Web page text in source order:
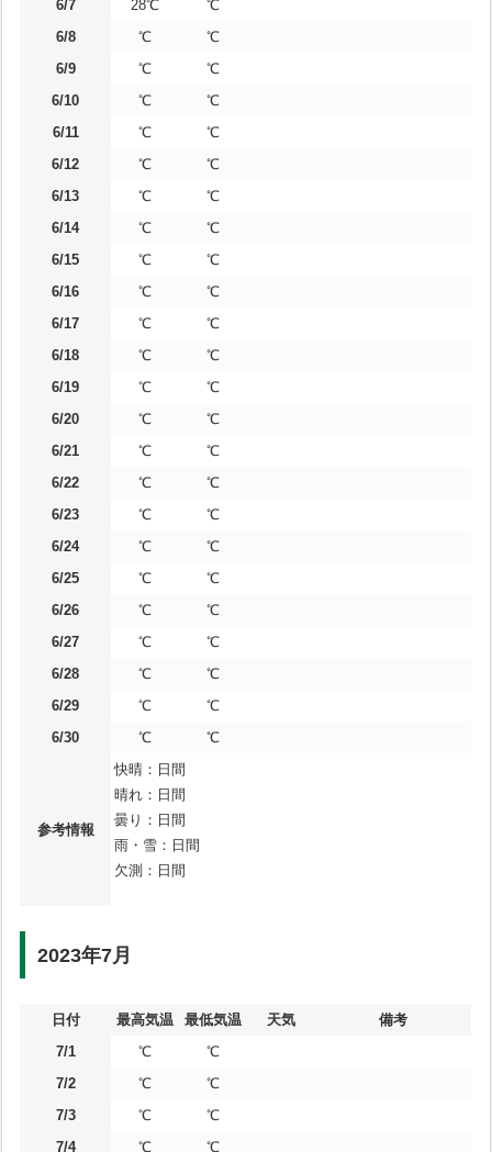
6/7
28℃
℃
6/8
℃
℃
6/9
℃
℃
6/10
℃
℃
6/11
℃
℃
6/12
℃
℃
6/13
℃
℃
6/14
℃
℃
6/15
℃
℃
6/16
℃
℃
6/17
℃
℃
6/18
℃
℃
6/19
℃
℃
6/20
℃
℃
6/21
℃
℃
6/22
℃
℃
6/23
℃
℃
6/24
℃
℃
6/25
℃
℃
6/26
℃
℃
6/27
℃
℃
6/28
℃
℃
6/29
℃
℃
6/30
℃ ℃
参考情報
快晴：日間
晴れ：日間
曇り：日間
雨・雪：日間
欠測：日間
2023年7月
日付 最高気温 最低気温 天気
備考
7/1
℃
℃
7/2
℃
℃
7/3
℃
℃
7/4
℃ ℃